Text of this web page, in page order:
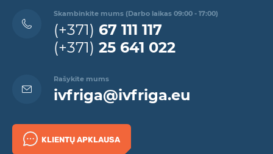
Skambinkite mums (Darbo laikas 09:00 - 17:00)
(+371) 67 111 117
(+371) 25 641 022
Rašykite mums
ivfriga@ivfriga.eu
KLIENTŲ APKLAUSA